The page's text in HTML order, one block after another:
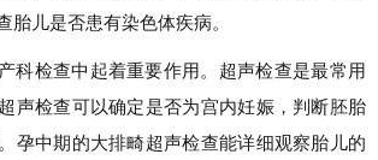
胎儿是否患有染色体疾病。
科检查中起着重要作用。超声检查是最常用
声检查可以确定是否为宫内妊娠，判断胚胎
孕中期的大排畸超声检查能详细观察胎儿的